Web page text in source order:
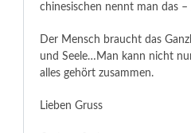
chinesischen nennt man das
Der Mensch braucht das
und Seele…Man kann nicht
alles gehört zusammen.
Lieben Gruss